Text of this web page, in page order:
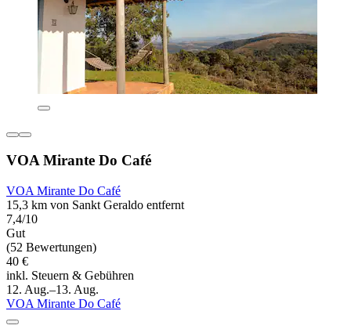
VOA Mirante Do Café
VOA Mirante Do Café
15,3 km von Sankt Geraldo entfernt
7,4/10
Gut
(52 Bewertungen)
40 €
inkl. Steuern & Gebühren
12. Aug.–13. Aug.
VOA Mirante Do Café